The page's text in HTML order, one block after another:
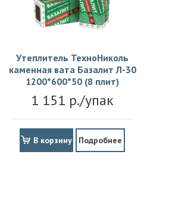
Утеплитель ТехноНиколь
каменная вата Базалит Л-30
1200*600*50 (8 плит)
1 151 р./упак
В корзину Подробнее